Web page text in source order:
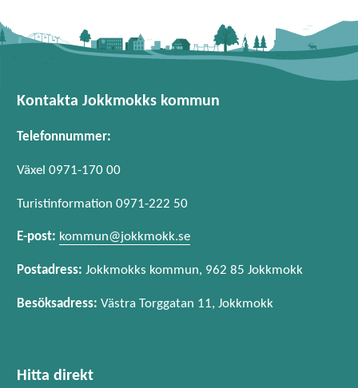
Kontakta Jokkmokks kommun
Telefonnummer:
Växel 0971-170 00
Turistinformation 0971-222 50
E-post: kommun@jokkmokk.se
Postadress: Jokkmokks kommun, 962 85 Jokkmokk
Besöksadress: Västra Torggatan 11, Jokkmokk
Hitta direkt